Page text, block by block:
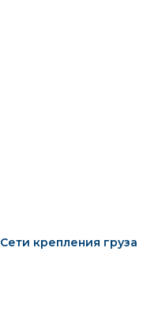
Сети крепления груза